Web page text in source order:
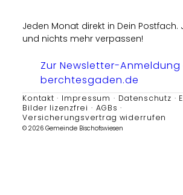
Jeden Monat direkt in Dein Postfach.
und nichts mehr verpassen!
Zur Newsletter-
berchtesgaden.de
Kontakt Impressum Datenschutz
Bilder lizenzfrei
AGBs
Versicherungsvertrag widerrufen
© 2026 Gemeinde Bischofswiesen